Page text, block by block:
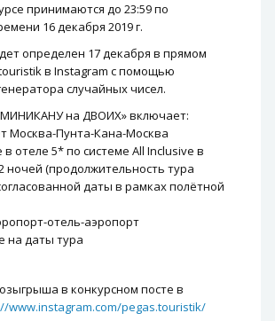
принимаются до 23:59 по
16 декабря 2019 г.
определен 17 декабря в прямом
в Instagram с помощью
случайных чисел.
на ДВОИХ» включает:
Москва-Пунта-Кана-Москва
отеле 5* по системе All Inclusive в
ночей (продолжительность тура
даты в рамках полётной
отель-аэропорт
на даты тура
в конкурсном посте в
www.instagram.com/pegas.touristik/